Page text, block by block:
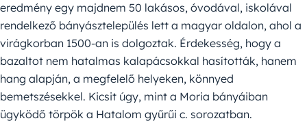
eredmény egy majdnem 50 lakásos, óvodával, iskolával
rendelkező bányásztelepülés lett a magyar oldalon, ahol a
virágkorban 1500-an is dolgoztak. Érdekesség, hogy a
bazaltot nem hatalmas kalapácsokkal hasították, hanem
hang alapján, a megfelelő helyeken, könnyed
bemetszésekkel. Kicsit úgy, mint a Moria bányáiban
ügyködő törpök a Hatalom gyűrűi c. sorozatban.